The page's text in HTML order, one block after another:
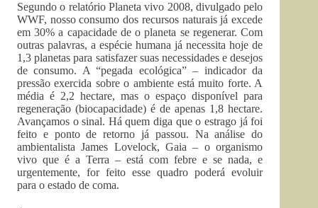
Segundo o relatório Planeta vivo 2008, divulgado pelo
WWF, nosso consumo dos recursos naturais já excede
em 30% a capacidade de o planeta se regenerar. Com
outras palavras, a espécie humana já necessita hoje de
1,3 planetas para satisfazer suas necessidades e desejos
de consumo. A “pegada ecológica” – indicador da
pressão exercida sobre o ambiente está muito forte. A
média é 2,2 hectare, mas o espaço disponível para
regeneração (biocapacidade) é de apenas 1,8 hectare.
Avançamos o sinal. Há quem diga que o estrago já foi
feito e ponto de retorno já passou. Na análise do
ambientalista James Lovelock, Gaia – o organismo
vivo que é a Terra – está com febre e se nada, e
urgentemente, for feito esse quadro poderá evoluir
para o estado de coma.